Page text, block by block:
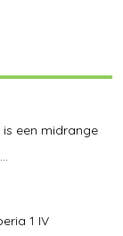
is een midrange
1 IV